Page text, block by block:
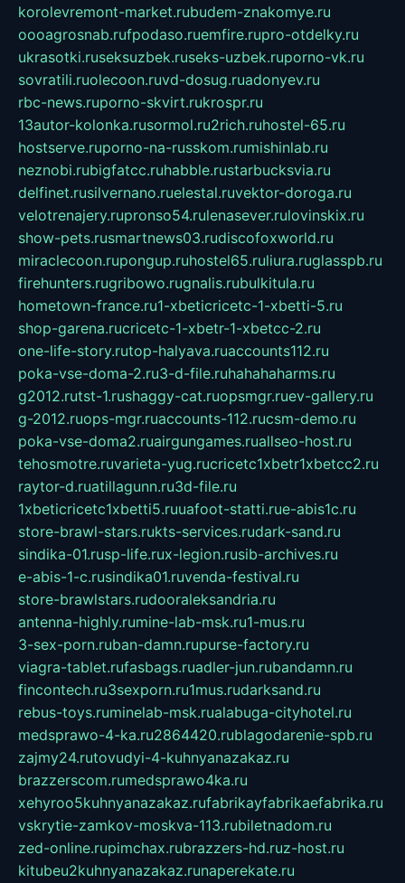
korolevremont-market.rubudem-znakomye.ru
oooagrosnab.rufpodaso.ruemfire.rupro-otdelky.ru
ukrasotki.ruseksuzbek.ruseks-uzbek.ruporno-vk.ru
sovratili.ruolecoon.ruvd-dosug.ruadonyev.ru
rbc-news.ruporno-skvirt.rukrospr.ru
13autor-kolonka.rusormol.ru2rich.ruhostel-65.ru
hostserve.ruporno-na-russkom.rumishinlab.ru
neznobi.rubigfatcc.ruhabble.rustarbucksvia.ru
delfinet.rusilvernano.ruelestal.ruvektor-doroga.ru
velotrenajery.rupronso54.rulenasever.rulovinskix.ru
show-pets.rusmartnews03.rudiscofoxworld.ru
miraclecoon.rupongup.ruhostel65.ruliura.ruglasspb.ru
firehunters.rugribowo.rugnalis.rubulkitula.ru
hometown-france.ru1-xbeticricetc-1-xbetti-5.ru
shop-garena.rucricetc-1-xbetr-1-xbetcc-2.ru
one-life-story.rutop-halyava.ruaccounts112.ru
poka-vse-doma-2.ru3-d-file.ruhahahaharms.ru
g2012.rutst-1.rushaggy-cat.ruopsmgr.ruev-gallery.ru
g-2012.ruops-mgr.ruaccounts-112.rucsm-demo.ru
poka-vse-doma2.ruairgungames.ruallseo-host.ru
tehosmotre.ruvarieta-yug.rucricetc1xbetr1xbetcc2.ru
raytor-d.ruatillagunn.ru3d-file.ru
1xbeticricetc1xbetti5.ruuafoot-statti.rue-abis1c.ru
store-brawl-stars.rukts-services.rudark-sand.ru
sindika-01.rusp-life.rux-legion.rusib-archives.ru
e-abis-1-c.rusindika01.ruvenda-festival.ru
store-brawlstars.rudooraleksandria.ru
antenna-highly.rumine-lab-msk.ru1-mus.ru
3-sex-porn.ruban-damn.rupurse-factory.ru
viagra-tablet.rufasbags.ruadler-jun.rubandamn.ru
fincontech.ru3sexporn.ru1mus.rudarksand.ru
rebus-toys.ruminelab-msk.rualabuga-cityhotel.ru
medsprawo-4-ka.ru2864420.rublagodarenie-spb.ru
zajmy24.rutovudyi-4-kuhnyanazakaz.ru
brazzerscom.rumedsprawo4ka.ru
xehyroo5kuhnyanazakaz.rufabrikayfabrikaefabrika.ru
vskrytie-zamkov-moskva-113.rubiletnadom.ru
zed-online.rupimchax.rubrazzers-hd.ruz-host.ru
kitubeu2kuhnyanazakaz.runaperekate.ru